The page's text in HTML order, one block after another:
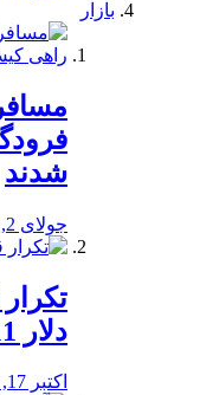
بازار
شدند
جولای 2, 2020
دلار 11 400
اکتبر 17, 2019